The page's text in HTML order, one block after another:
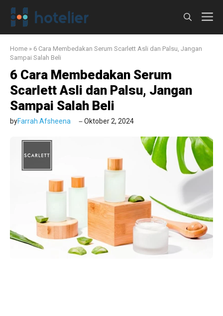
Langsung
Home » 6 Cara Membedakan Serum Scarlett Asli dan Palsu, Jangan
Sampai Salah Beli
6 Cara Membedakan Serum
Scarlett Asli dan Palsu, Jangan
Sampai Salah Beli
byFarrah Afsheena Oktober 2, 2024